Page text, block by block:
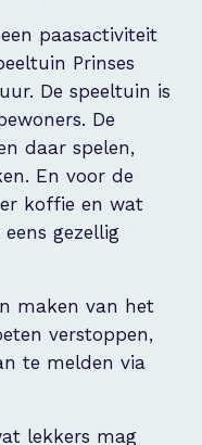
paasactiviteit
Prinses
De speeltuin is
De
daar spelen,
En voor de
koffie en wat
gezellig
maken van het
verstoppen,
te melden via
lekkers mag